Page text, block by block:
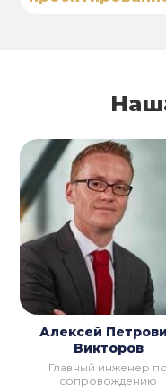
Алексей
Викторов
Главный инженер по
сопровождению